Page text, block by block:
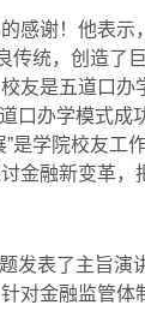
感谢！他表示
传统，创造了
友是五道口办
口办学模式成
是学院校友工
金融新变革，
发表了主旨演
对金融监管体